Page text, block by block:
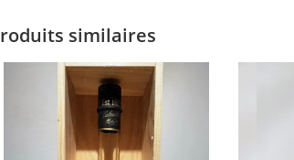
similaires